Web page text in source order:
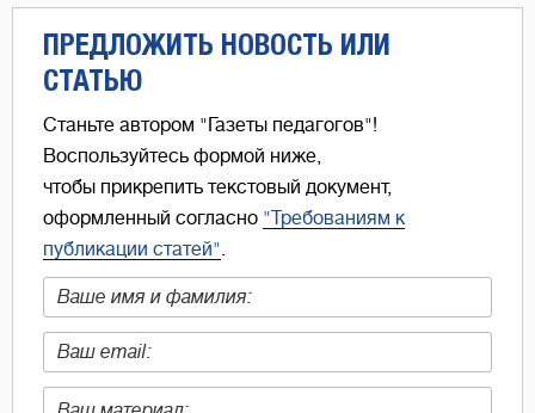
ПРЕДЛОЖИТЬ НОВОСТЬ ИЛИ
СТАТЬЮ
Станьте автором "Газеты педагогов"!
Воспользуйтесь формой ниже,
чтобы прикрепить текстовый документ,
оформленный согласно "Требованиям к
публикации статей"